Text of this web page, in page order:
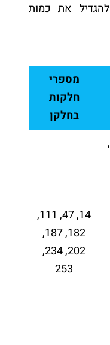
את כמות
מספרי
חלקות
בחלקן
18, 50, 100,
14, 47, 111,
182, 187,
202, 234,
253